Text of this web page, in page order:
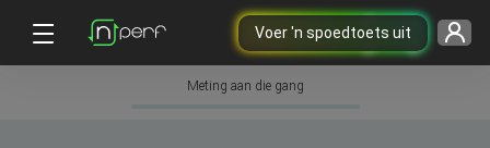
Voer 'n spoedtoets uit
Meting aan die gang